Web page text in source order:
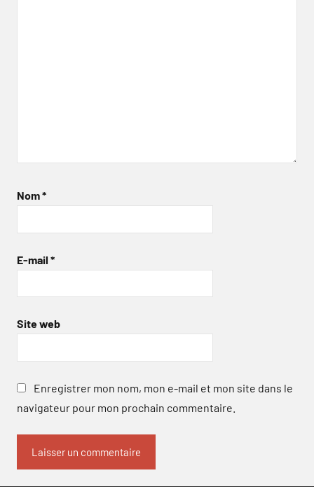
Nom*
E-mail *
Site web
Enregistrer mon nom, mon e-mail et mon site dans le
navigateur pour mon prochain commentaire.